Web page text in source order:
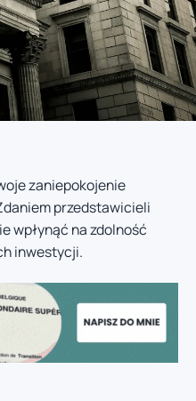
zaniepokojenie
przedstawicieli
wpłynąć na zdolność
inwestycji.